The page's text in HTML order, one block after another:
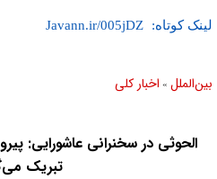
لینک کوتاه:
بين‌الملل » اخبار كلی
الحوثی در سخنرانی عاشورایی:
تبریک